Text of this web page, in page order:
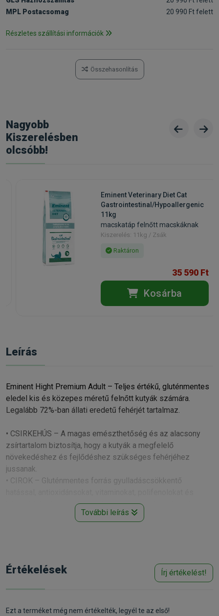
MPL Postacsomag
20 990 Ft felett
Részletes szállítási információk
Összehasonlítás
Nagyobb
Kiszerelésben
olcsóbb!
Eminent Veterinary Diet Cat
Gastrointestinal/Hypoallergenic
11kg
macskatáp felnőtt macskáknak
Kiszerelés: 11kg / Zsák
Raktáron
35 590 Ft
Kosárba
Leírás
Eminent Hight Premium Adult – Teljes értékű, gluténmentes
eledel kis és közepes méretű felnőtt kutyák számára.
Legalább 72%-ban állati eredetű fehérjét tartalmaz.
• CSIRKEHÚS – A magas emészthetőség és az alacsony
zsírtartalom biztosítja, hogy a kutyák a megfelelő
növekedéshez és fejlődéshez szükséges fehérjéhez
jussanak.
• CIROK – Gluténmentes forrás gyulladáscsökkentő
béta-glükánokat tartalmaz, támogatja az egészséget és az
• CSALÁN – Támogatja az egészséges májat és a húgyúti
rendszer működését, méregteleníti a szervezetet.
• ÁNIZS – Serkenti az emésztést és a puffadás ellen hat.
szagát.
További leírás
Értékelések Írj értékelést!
Ezt a terméket még nem értékelték, legyél te az első!